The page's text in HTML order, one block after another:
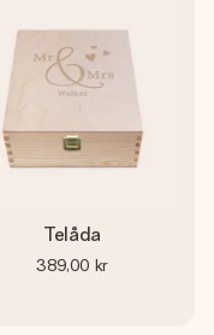
Telåda
389,00 kr